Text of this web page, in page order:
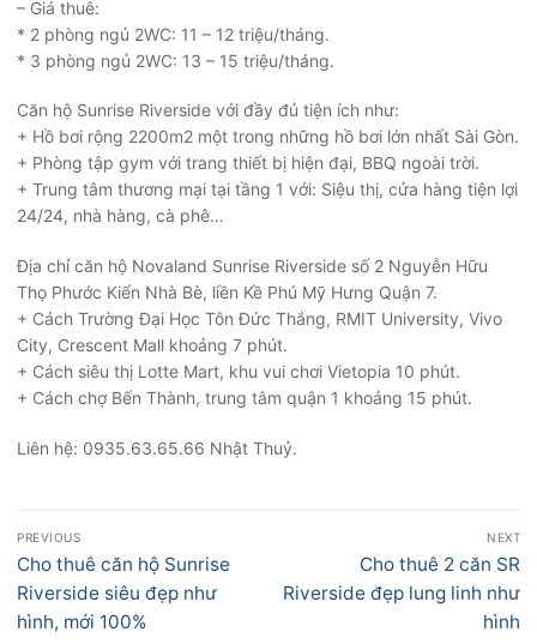
– Giá thuê:
* 2 phòng ngủ 2WC: 11 – 12 triệu/tháng.
* 3 phòng ngủ 2WC: 13 – 15 triệu/tháng.
Căn hộ Sunrise Riverside với đầy đủ tiện ích như:
+ Hồ bơi rộng 2200m2 một trong những hồ bơi lớn nhất Sài Gòn.
+ Phòng tập gym với trang thiết bị hiện đại, BBQ ngoài trời.
+ Trung tâm thương mại tại tầng 1 với: Siệu thị, cửa hàng tiện lợi
24/24, nhà hàng, cà phê…
Địa chỉ căn hộ Novaland Sunrise Riverside số 2 Nguyễn Hữu
Thọ Phước Kiển Nhà Bè, liền Kề Phú Mỹ Hưng Quận 7.
+ Cách Trường Đại Học Tôn Đức Thắng, RMIT University, Vivo
City, Crescent Mall khoảng 7 phút.
+ Cách siêu thị Lotte Mart, khu vui chơi Vietopia 10 phút.
+ Cách chợ Bến Thành, trung tâm quận 1 khoảng 15 phút.
Liên hệ: 0935.63.65.66 Nhật Thuỷ.
Điều
hướng
bài
viết
PREVIOUS
Previous
post:
Cho thuê căn hộ Sunrise
Riverside siêu đẹp như
hình, mới 100%
NEXT
Next
post:
Cho thuê 2 căn SR
Riverside đẹp lung linh như
hình